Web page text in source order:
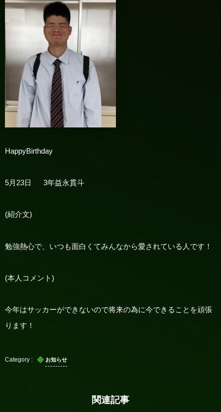
HappyBirthday
5月 23日 3年益永貫斗
(紹介文)
勉強熱心で、いつも面白くてみんなから愛されている人です！
(本人コメント)
今年はサッカーができないので将来の為に今できることを頑張
ります！
お知らせ
関連記事